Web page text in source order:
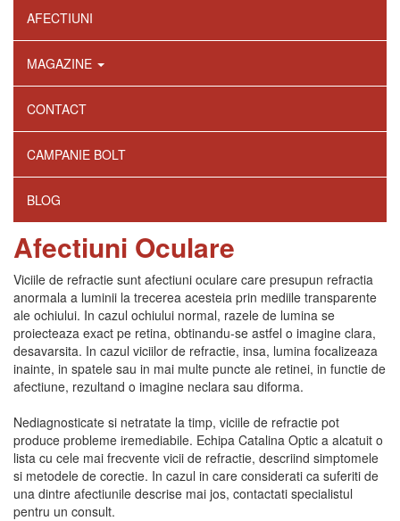
AFECTIUNI
MAGAZINE
CONTACT
CAMPANIE BOLT
BLOG
Afectiuni Oculare
Viciile de refractie sunt afectiuni oculare care presupun refractia
anormala a luminii la trecerea acesteia prin mediile transparente
ale ochiului. In cazul ochiului normal, razele de lumina se
proiecteaza exact pe retina, obtinandu-se astfel o imagine clara,
desavarsita. In cazul viciilor de refractie, insa, lumina focalizeaza
inainte, in spatele sau in mai multe puncte ale retinei, in functie de
afectiune, rezultand o imagine neclara sau diforma.
Nediagnosticate si netratate la timp, viciile de refractie pot
produce probleme iremediabile. Echipa Catalina Optic a alcatuit o
lista cu cele mai frecvente vicii de refractie, descriind simptomele
si metodele de corectie. In cazul in care considerati ca suferiti de
una dintre afectiunile descrise mai jos, contactati specialistul
pentru un consult.